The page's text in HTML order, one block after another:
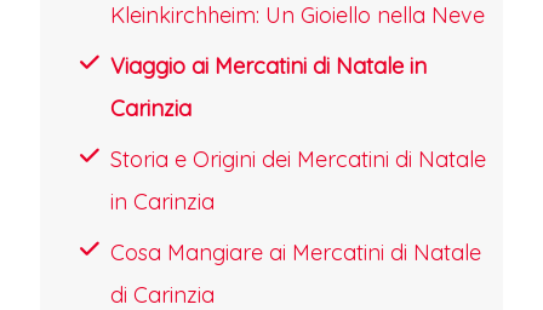
viaggio sensoriale tra fede e tradizione,
offrendo momenti di raccoglimento
tra una degustazione e l'altra. È il luogo
perfetto per assaporare la magia del
Natale austriaco, lontano dalla
frenesia, in un contesto unico e
Kleinkirchheim: Un Gioiello nella Neve
Viaggio ai Mercatini di Natale in
Carinzia
Storia e Origini dei Mercatini di Natale
in Carinzia
Cosa Mangiare ai Mercatini di Natale
di Carinzia